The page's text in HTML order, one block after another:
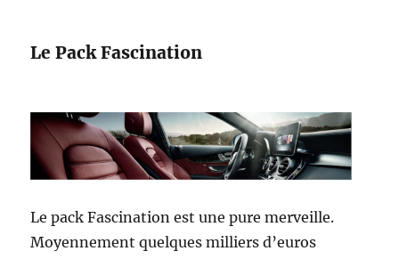
Le Pack Fascination
Le pack Fascination est une pure merveille.
Moyennement quelques milliers d’euros